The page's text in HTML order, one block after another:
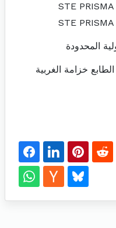
STE
STE
المحدودة
خزامة الغربية